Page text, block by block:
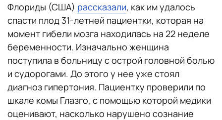
Флориды (США) рассказали, как им удалось
спасти плод 31-летней пациентки, которая на
момент гибели мозга находилась на 22 неделе
беременности. Изначально женщина
поступила в больницу с острой головной болью
и судорогами. До этого у нее уже стоял
диагноз гипертония. Пациентку проверили по
шкале комы Глазго, с помощью которой медики
оценивают, насколько нарушено сознание